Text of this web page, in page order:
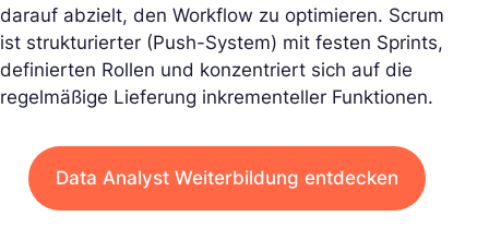
darauf abzielt, den Workflow zu optimieren. Scrum
ist strukturierter (Push-System) mit festen Sprints,
definierten Rollen und konzentriert sich auf die
regelmäßige Lieferung inkrementeller Funktionen.
Data Analyst Weiterbildung entdecken